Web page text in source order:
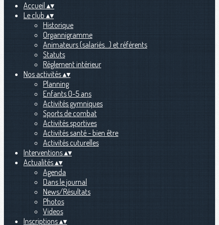
Accueil ▴▾
Le club ▴▾
Historique
Organnigramme
Animateurs (salariés...) et référents
Statuts
Règlement intérieur
Nos activités▴▾
Planning
Enfants 0-5 ans
Activités gymniques
Sports de combat
Activités sportives
Activités santé - bien être
Activités cuturelles
Interventions▴▾
Actualités▴▾
Agenda
Dans le journal
News/Résultats
Photos
Videos
Inscriptions▴▾